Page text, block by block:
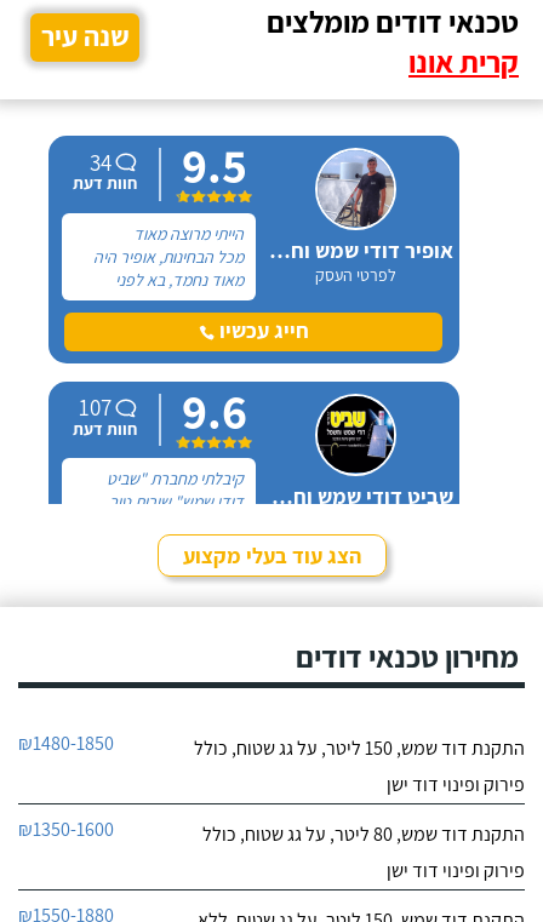
טכנאי דודים מומלצים
קרית אונו
שנה עיר
אופיר דודי שמש וחשמל
לפרטי העסק
9.5
34
חוות דעת
הייתי מרוצה מאוד
מכל הבחינות, אופיר היה
מאוד נחמד, בא לפני
לראות את המיקום של
ההתקנה, המחיר היה הוגן
מאוד. נתן מילה ועמד בה
מקצועית היה אמין מאוד,
הגיע בשעות שהיה לי נוח,
היה לארג' והשאיר נקי
ומסודר - מומלץ בחום!
חייג עכשיו
שביט דודי שמש וחשמל בע"מ
9.6
107
חוות דעת
קיבלתי מחברת "שביט
דודי שמש" שירות טוב,
אותם לא מזמן, כשהתפוצץ
לי הדוד שמש של הדירה.חייג עכשיו
הצג עוד בעלי מקצוע
מחירון טכנאי דודים
התקנת דוד שמש, 150 ליטר, על גג שטוח, כולל
פירוק ופינוי דוד ישן
₪1480-1850
התקנת דוד שמש, 80 ליטר, על גג שטוח, כולל
פירוק ופינוי דוד ישן
₪1350-1600
₪1550-1880